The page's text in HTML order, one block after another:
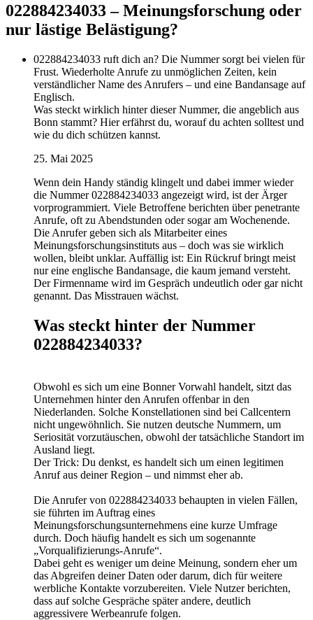
022884234033 – Meinungsforschung oder
nur lästige Belästigung?
022884234033 ruft dich an? Die Nummer sorgt bei vielen für
Frust. Wiederholte Anrufe zu unmöglichen Zeiten, kein
verständlicher Name des Anrufers – und eine Bandansage auf
Englisch.
Was steckt wirklich hinter dieser Nummer, die angeblich aus
Bonn stammt? Hier erfährst du, worauf du achten solltest und
wie du dich schützen kannst.
25. Mai 2025
Wenn dein Handy ständig klingelt und dabei immer wieder
die Nummer 022884234033 angezeigt wird, ist der Ärger
vorprogrammiert. Viele Betroffene berichten über penetrante
Anrufe, oft zu Abendstunden oder sogar am Wochenende.
Die Anrufer geben sich als Mitarbeiter eines
Meinungsforschungsinstituts aus – doch was sie wirklich
wollen, bleibt unklar. Auffällig ist: Ein Rückruf bringt meist
nur eine englische Bandansage, die kaum jemand versteht.
Der Firmenname wird im Gespräch undeutlich oder gar nicht
genannt. Das Misstrauen wächst.
Was steckt hinter der Nummer
022884234033?
Obwohl es sich um eine Bonner Vorwahl handelt, sitzt das
Unternehmen hinter den Anrufen offenbar in den
Niederlanden. Solche Konstellationen sind bei Callcentern
nicht ungewöhnlich. Sie nutzen deutsche Nummern, um
Seriosität vorzutäuschen, obwohl der tatsächliche Standort im
Ausland liegt.
Der Trick: Du denkst, es handelt sich um einen legitimen
Anruf aus deiner Region – und nimmst eher ab.
Die Anrufer von 022884234033 behaupten in vielen Fällen,
sie führten im Auftrag eines
Meinungsforschungsunternehmens eine kurze Umfrage
durch. Doch häufig handelt es sich um sogenannte
„Vorqualifizierungs-Anrufe“.
Dabei geht es weniger um deine Meinung, sondern eher um
das Abgreifen deiner Daten oder darum, dich für weitere
werbliche Kontakte vorzubereiten. Viele Nutzer berichten,
dass auf solche Gespräche später andere, deutlich
aggressivere Werbeanrufe folgen.